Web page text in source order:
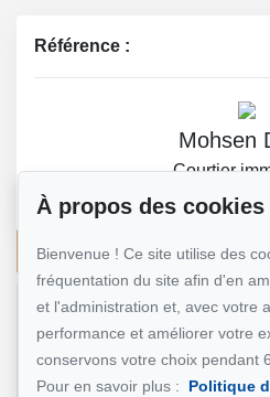
Référence :
Mohsen
Courtier
514
Écrivez-moi
Nom et prénom
À propos des
Bienvenue ! Ce site utilise des
fréquentation du site afin d'en
et l'administration et, avec votre
performance et améliorer votre
conservons votre choix pendant
Pour en savoir plus :
Politique